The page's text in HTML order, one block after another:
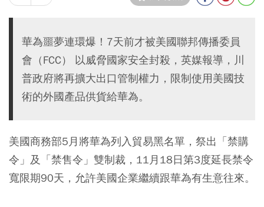
華為噩夢連環爆！7天前才被美國聯邦傳播委員
會（FCC） 以威脅國家安全封殺，英媒報導，川
普政府將再擴大出口管制權力，限制使用美國技
術的外國產品供貨給華為。
美國商務部5月將華為列入貿易黑名單，祭出「禁購
令」及「禁售令」雙制裁，11月18日第3度延長禁令
寬限期90天，允許美國企業繼續跟華為有生意往來。